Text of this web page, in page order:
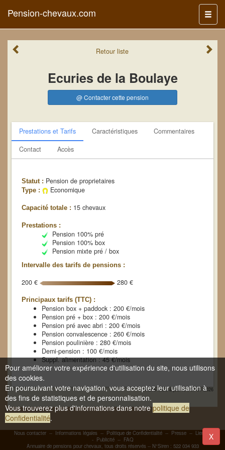
Menu
Pension-chevaux.com
Retourliste
Ecuries de la Boulaye
@ Contacter cette pension
Prestations et Tarifs Caractéristiques
Commentaires
Contact
Accès
Statut : Pension de proprietaires
Type : Economique
Capacité totale : 15 chevaux
Prestations :
Pension 100% pré
Pension 100% box
Pension mixte pré / box
Intervalle des tarifs de pensions :
200 € 280 €
Principaux tarifs (TTC) :
Pension box + paddock : 200 €/mois
Pension pré + box : 200 €/mois
Pension pré avec abri : 200 €/mois
Pension convalescence : 260 €/mois
Pension poulinière : 280 €/mois
Demi-pension : 100 €/mois
Suppl. alimentation : 45 €/mois
Fiche mise à jour le : 01-01-2026
Nous contacter -- Informations légales -- Politique de Confidentialité -- Presse -- Liens
-
- Publicité-- FAQ
Annuaire de pensions pour chevaux, tous droits réservés -- N°Siren : 522 034 933
Pour améliorer votre expérience d'utilisation du site, nous utilisons
des cookies.
En poursuivant votre navigation, vous acceptez leur utilisation à
des fins de statistiques et de personnalisation.
Vous trouverez plus d'informations dans notrepolitique de
Confidentialité.
X